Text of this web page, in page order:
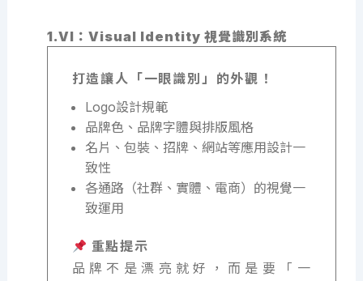
1.VI：Visual Identity 視覺識別系統
打造讓人「一眼識別」的外觀！
Logo設計規範
品牌色、品牌字體與排版風格
名片、包裝、招牌、網站等應用設計一
致性
各通路（社群、實體、電商）的視覺一
致運用
重點提示
品牌不是漂亮就好，而是要「一